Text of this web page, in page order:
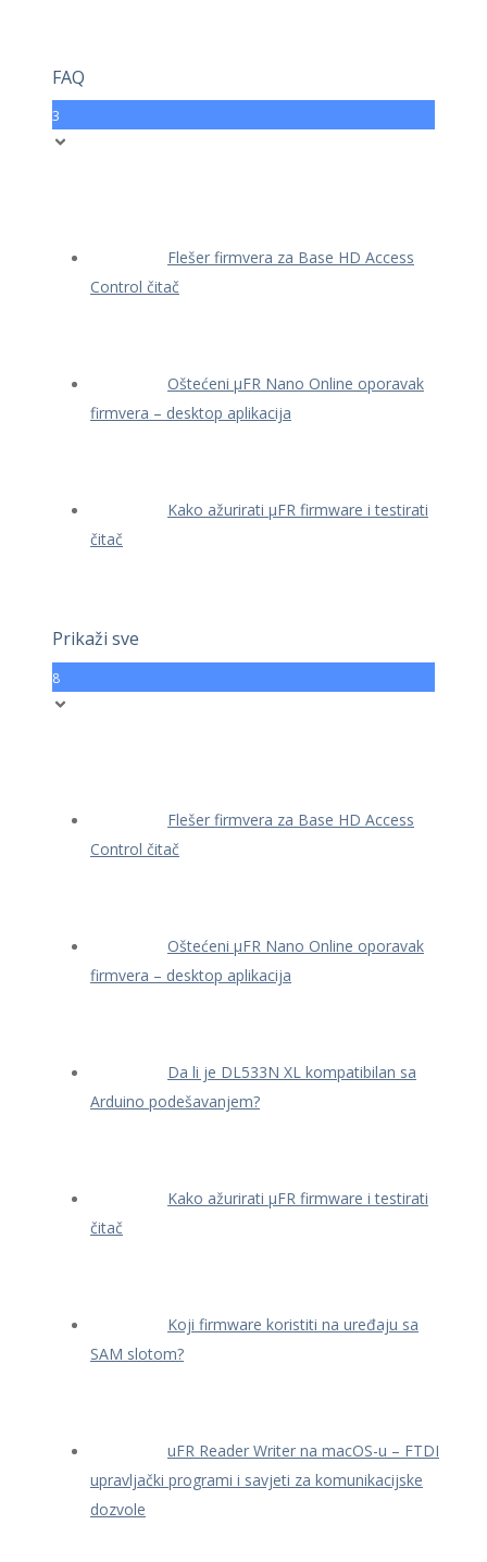
FAQ
3
Flešer firmvera za Base HD Access
Control čitač
Oštećeni μFR Nano Online oporavak
firmvera – desktop aplikacija
Kako ažurirati μFR firmware i testirati
čitač
Prikaži sve
8
Flešer firmvera za Base HD Access
Control čitač
Oštećeni μFR Nano Online oporavak
firmvera – desktop aplikacija
Da li je DL533N XL kompatibilan sa
Arduino podešavanjem?
Kako ažurirati μFR firmware i testirati
čitač
Koji firmware koristiti na uređaju sa
SAM slotom?
uFR Reader Writer na macOS-u – FTDI
upravljački programi i savjeti za komunikacijske
dozvole